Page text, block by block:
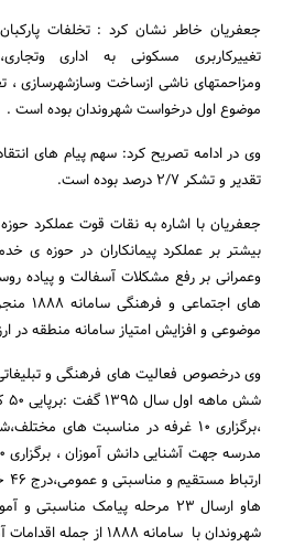
جعفریان خاطر نشان کرد : تخلفات
تغییرکاربری مسکونی به اداری
ومزاحمتهای ناشی ازساخت وسازشهرسازی ،
موضوع اول درخواست شهروندان بوده است .
تقدیر و تشکر 2/7 درصد بوده است.
جعفریان با اشاره به نقات قوت عملکرد
بیشتر بر عملکرد پیمانکاران در حوزه ی
وعمرانی بر رفع مشکلات آسفالت و پیاده
های
موضوعی و افزایش امتیاز سامانه منطقه در
هاو ارسال 23 مرحله پیامک
شهروندان با سامانه 1888 از جمله اقدامات آموزشی بوده است .